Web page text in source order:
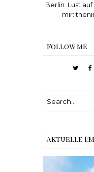
Berlin. Lust
mir:
Follow me
Aktuelle